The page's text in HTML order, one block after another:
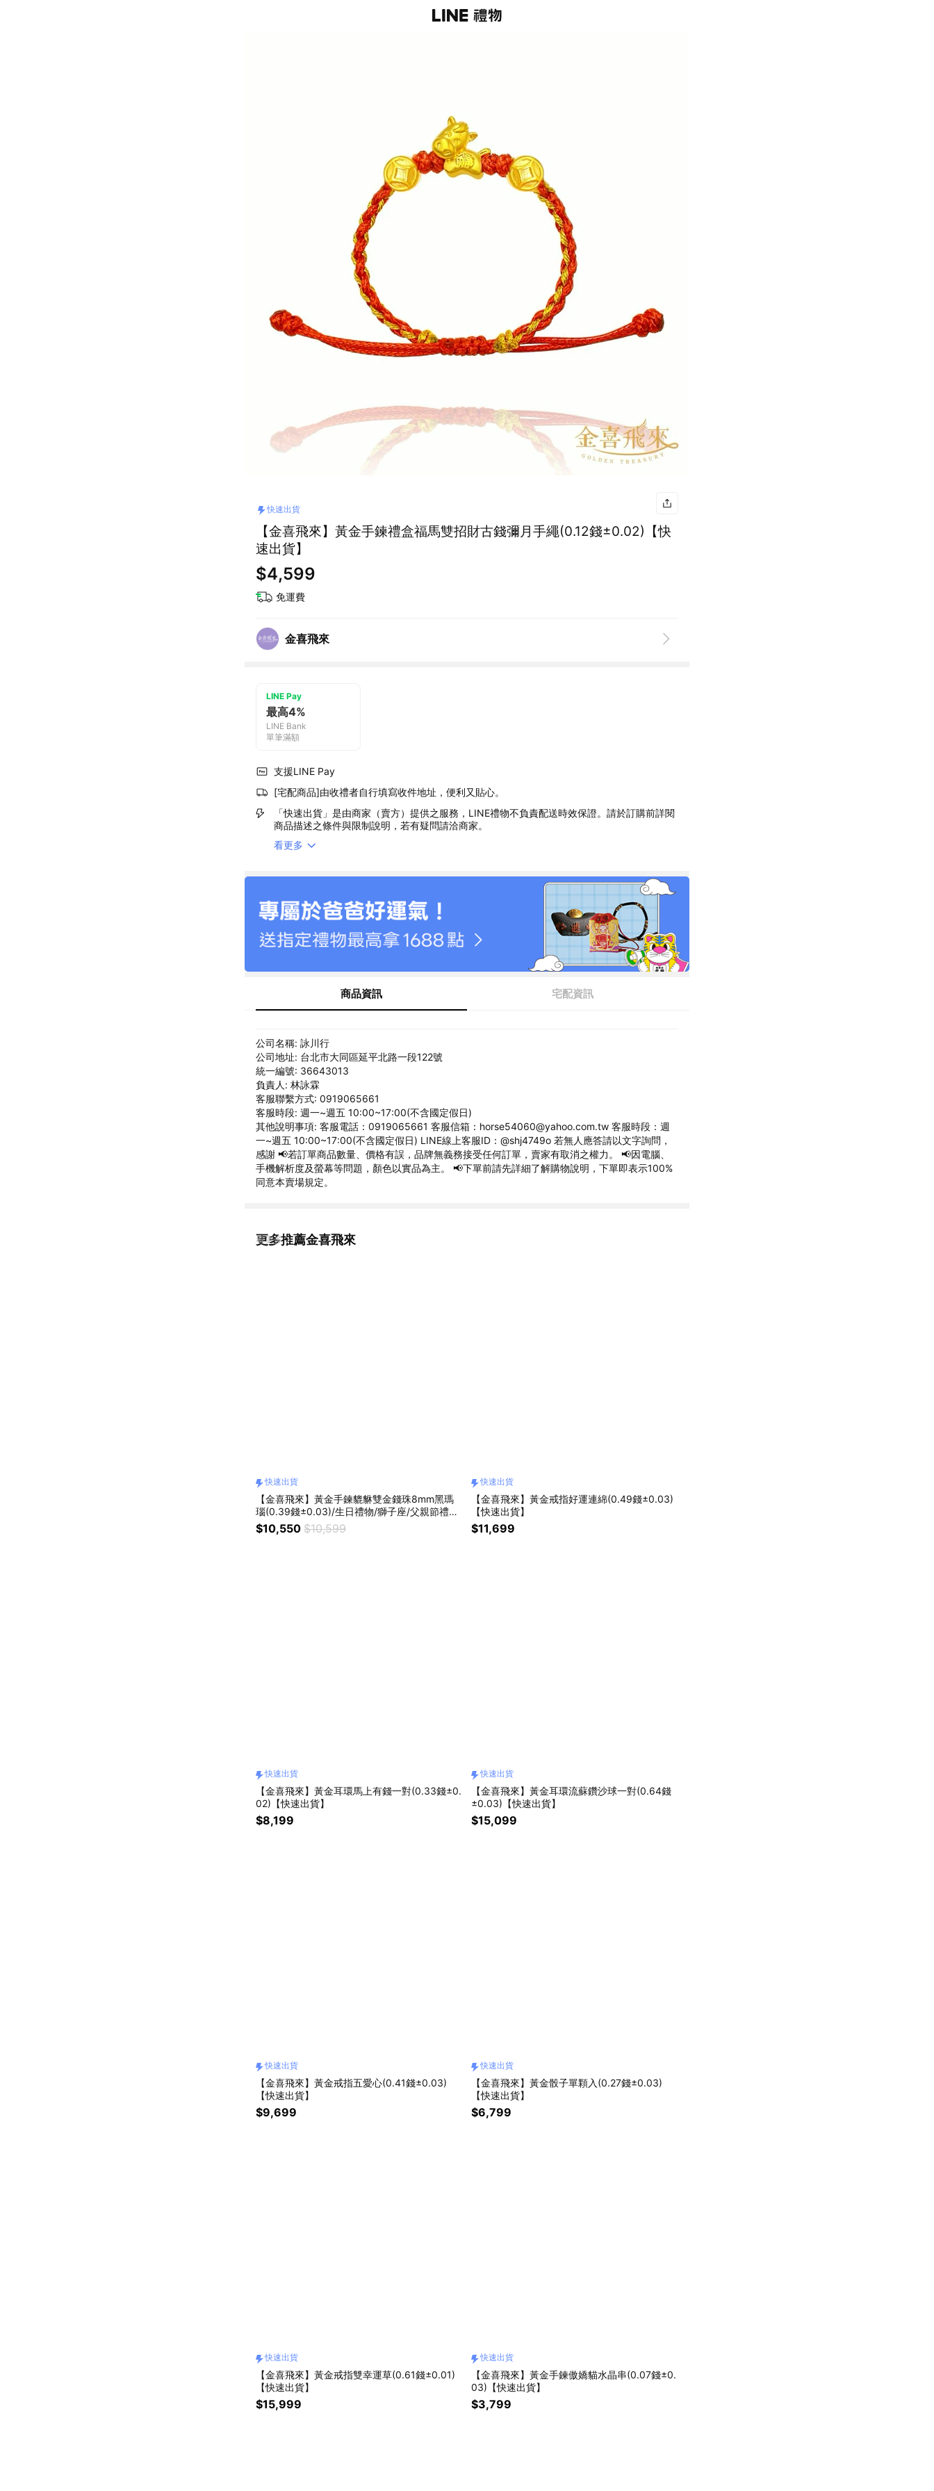
快速出貨
【金喜飛來】黃金手鍊禮盒福馬雙招財古錢彌月手繩(0.12錢±0.02)【快
速出貨】
$4,599
免運費
金喜飛來
LINE Pay
最高4%
LINE Bank
單筆滿額
支援LINE Pay
[宅配商品]由收禮者自行填寫收件地址，便利又貼心。
「快速出貨」是由商家（賣方）提供之服務，LINE禮物不負責配送時效保證。請於訂購前詳閱
商品描述之條件與限制說明，若有疑問請洽商家。
看更多
商品資訊 宅配資訊
公司名稱: 詠川行
公司地址: 台北市大同區延平北路一段122號
統一編號: 36643013
負責人: 林詠霖
客服聯繫方式: 0919065661
客服時段: 週一~週五 10:00~17:00(不含國定假日)
其他說明事項: 客服電話：0919065661 客服信箱：horse54060@yahoo.com.tw 客服時段：週
一~週五 10:00~17:00(不含國定假日) LINE線上客服ID：@shj4749o 若無人應答請以文字詢問，
感謝 📢若訂單商品數量、價格有誤，品牌無義務接受任何訂單，賣家有取消之權力。 📢因電腦、
手機解析度及螢幕等問題，顏色以實品為主。 📢下單前請先詳細了解購物說明，下單即表示100%
同意本賣場規定。
更多推薦金喜飛來
看更多
快速出貨
【金喜飛來】黃金手鍊貔貅雙金錢珠8mm黑瑪
瑙(0.39錢±0.03)/生日禮物/獅子座/父親節禮物/
情人節禮物/感謝禮/開學禮/紀念日/金飾/小資首
選/朋友家人長輩送禮/開運/發財/好運【快速出
$10,550 $10,599
快速出貨
【金喜飛來】黃金戒指好運連綿(0.49錢±0.03)
【快速出貨】
$11,699
快速出貨
【金喜飛來】黃金耳環馬上有錢一對(0.33錢±0.
02)【快速出貨】
$8,199
快速出貨
【金喜飛來】黃金耳環流蘇鑽沙球一對(0.64錢
±0.03)【快速出貨】
$15,099
快速出貨
【金喜飛來】黃金戒指五愛心(0.41錢±0.03)
【快速出貨】
$9,699
快速出貨
【金喜飛來】黃金骰子單顆入(0.27錢±0.03)
【快速出貨】
$6,799
快速出貨
【金喜飛來】黃金戒指雙幸運草(0.61錢±0.01)
【快速出貨】
$15,999
快速出貨
【金喜飛來】黃金手鍊傲嬌貓水晶串(0.07錢±0.
03)【快速出貨】
$3,799